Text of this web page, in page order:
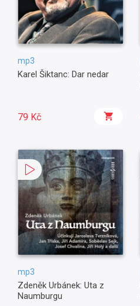
mp3
Karel Šiktanc: Dar nedar
79 Kč
mp3
Zdeněk Urbánek: Uta z
Naumburgu